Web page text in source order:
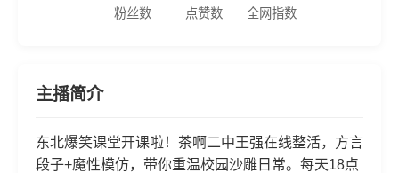
粉丝数 点赞数 全网指数
主播简介
东北爆笑课堂开课啦！茶啊二中王强在线整活，方言
段子+魔性模仿，带你重温校园沙雕日常。每天18点